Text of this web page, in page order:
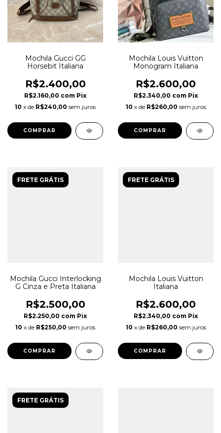
Mochila Gucci GG
Horsebit Italiana
R$2.400,00
R$2.160,00 com Pix
10 x de R$240,00 sem juros
Mochila Louis Vuitton
Monogram Italiana
R$2.600,00
R$2.340,00 com Pix
10 x de R$260,00 sem juros
FRETE GRÁTIS
Mochila Gucci Interlocking
G Cinza e Preta Italiana
R$2.500,00
R$2.250,00 com Pix
10 x de R$250,00 sem juros
FRETE GRÁTIS
Mochila Louis Vuitton
Italiana
R$2.600,00
R$2.340,00 com Pix
10 x de R$260,00 sem juros
FRETE GRÁTIS